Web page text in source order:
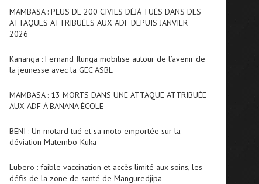
MAMBASA : PLUS DE 200 CIVILS DÉJÀ TUÉS DANS DES
ATTAQUES ATTRIBUÉES AUX ADF DEPUIS JANVIER
2026
Kananga : Fernand Ilunga mobilise autour de l’avenir de
la jeunesse avec la GEC ASBL
MAMBASA : 13 MORTS DANS UNE ATTAQUE ATTRIBUÉE
AUX ADF À BANANA ÉCOLE
BENI : Un motard tué et sa moto emportée sur la
déviation Matembo-Kuka
Lubero : faible vaccination et accès limité aux soins, les
défis de la zone de santé de Manguredjipa